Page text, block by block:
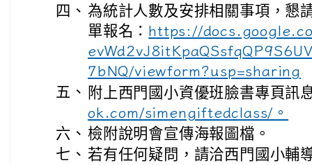
四、 為統計人數及安排相關事項，懇
單報名： https://
7bNQ/viewform?usp=sharing
五、 附上西門國小資優班臉書專頁訊
ok.com/simengiftedclass/。
六、 檢附說明會宣傳海報圖檔。
七、 若有任何疑問，請洽西門國小輔